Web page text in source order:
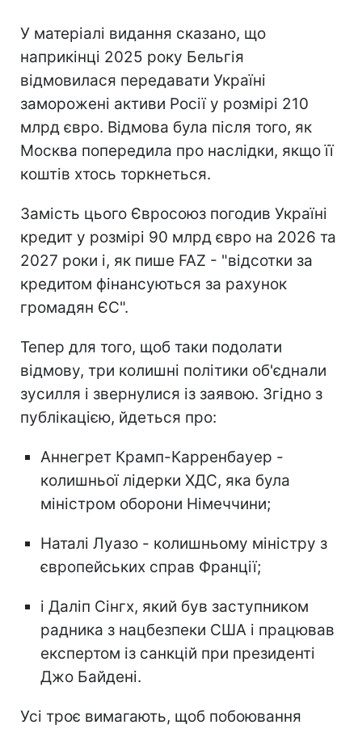
У матеріалі видання сказано, що
наприкінці 2025 року Бельгія
відмовилася передавати Україні
заморожені активи Росії у розмірі 210
млрд євро. Відмова була після того, як
Москва попередила про наслідки, якщо її
коштів хтось торкнеться.
Замість цього Євросоюз погодив Україні
кредит у розмірі 90 млрд євро на 2026 та
2027 роки і, як пише FAZ - "відсотки за
кредитом фінансуються за рахунок
громадян ЄС".
Тепер для того, щоб таки подолати
відмову, три колишні політики об'єднали
зусилля і звернулися із заявою. Згідно з
публікацією, йдеться про:
Аннегрет Крамп-Карренбауер -
колишньої лідерки ХДС, яка була
міністром оборони Німеччини;
Наталі Луазо - колишньому міністру з
європейських справ Франції;
і Даліп Сінгх, який був заступником
радника з нацбезпеки США і працював
експертом із санкцій при президенті
Джо Байдені.
Усі троє вимагають, щоб побоювання